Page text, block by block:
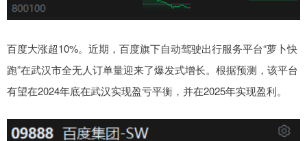
百度大涨超10%。近期，百度旗下自动驾驶出行服务平台“萝卜快
跑”在武汉市全无人订单量迎来了爆发式增长。根据预测，该平台
有望在2024年底在武汉实现盈亏平衡，并在2025年实现盈利。